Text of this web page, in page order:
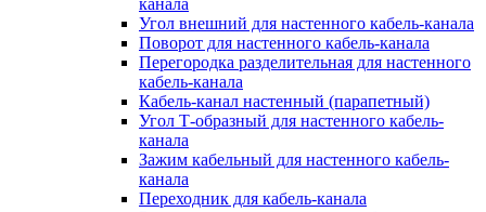
канала
Угол внешний для настенного кабель-канала
Поворот для настенного кабель-канала
Перегородка разделительная для настенного
кабель-канала
Кабель-канал настенный (парапетный)
Угол Т-образный для настенного кабель-
канала
Зажим кабельный для настенного кабель-
канала
Переходник для кабель-канала